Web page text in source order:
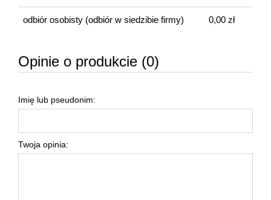
odbiór osobisty(odbiór w siedzibie firmy) 0,00 zł
Opinie o produkcie (0)
Imię lub pseudonim:
Twoja opinia: